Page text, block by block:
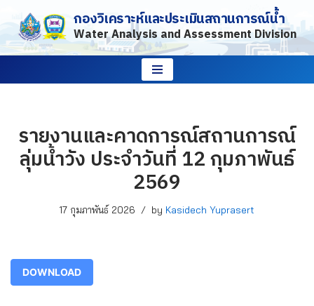
Skip
to
กองวิเคราะห์และประเมินสถานการณ์น้ำ
Water Analysis and Assessment Division
รายงานและคาดการณ์สถานการณ์
ลุ่มน้ำวัง ประจำวันที่ 12 กุมภาพันธ์
2569
17 กุมภาพันธ์ 2026 by Kasidech Yuprasert
DOWNLOAD